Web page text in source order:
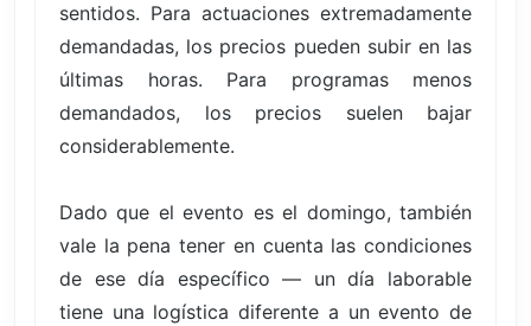
sentidos. Para actuaciones extremadamente
demandadas, los precios pueden subir en las
últimas horas. Para programas menos
demandados, los precios suelen bajar
considerablemente.
Dado que el evento es el domingo, también
vale la pena tener en cuenta las condiciones
de ese día específico — un día laborable
tiene una logística diferente a un evento de